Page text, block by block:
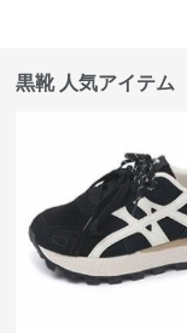
黒靴 人気アイテム